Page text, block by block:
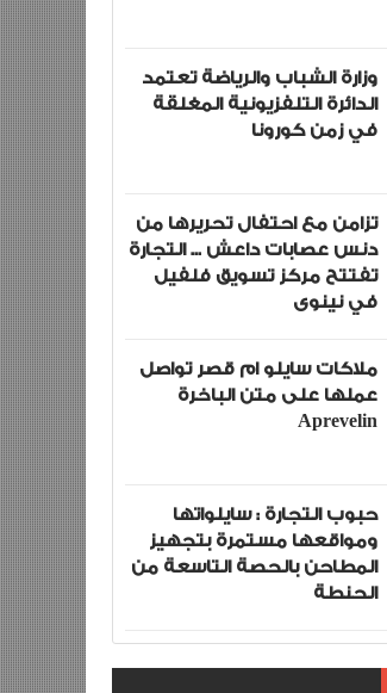
وزارة الشباب والرياضة تعتمد
الدائرة التلفزيونية المغلقة
في زمن كورونا
تزامن مع احتفال تحريرها من
دنس عصابات داعش ... التجارة
تفتتح مركز تسويق فلفيل
في نينوى
ملاكات سايلو ام قصر تواصل
عملها على متن الباخرة
Aprevelin
حبوب التجارة : سايلواتها
ومواقعها مستمرة بتجهيز
المطاحن بالحصة التاسعة من
الحنطة